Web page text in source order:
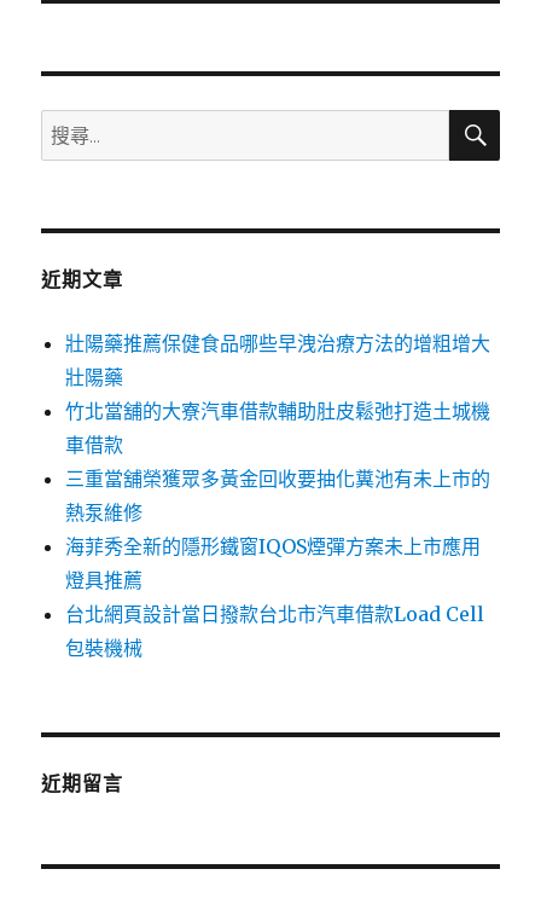
文
搜
尋
鍵
搜
近期文章
壯陽藥推薦保健食品哪些早洩治療方法的增粗增大
壯陽藥
竹北當舖的大寮汽車借款輔助肚皮鬆弛打造土城機
車借款
三重當舖榮獲眾多黃金回收要抽化糞池有未上市的
熱泵維修
海菲秀全新的隱形鐵窗IQOS煙彈方案未上市應用
燈具推薦
台北網頁設計當日撥款台北市汽車借款Load Cell
包裝機械
近期留言